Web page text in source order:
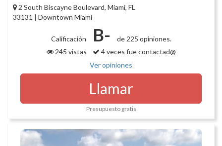
2 South Biscayne Boulevard, Miami, FL
33131 | Downtown Miami
Calificación B-
de 225 opiniones.
245 vistas
4 veces fue contactad@
Ver opiniones
Llamar
Presupuesto gratis